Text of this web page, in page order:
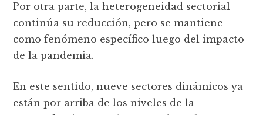
Por otra parte, la heterogeneidad sectorial
continúa su reducción, pero se mantiene
como fenómeno específico luego del impacto
de la pandemia.
En este sentido, nueve sectores dinámicos ya
están por arriba de los niveles de la